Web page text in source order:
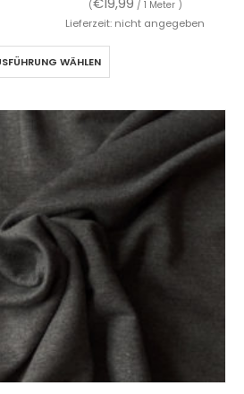
(
/ 1 Meter )
Lieferzeit: nicht angegeben
WÄHLEN